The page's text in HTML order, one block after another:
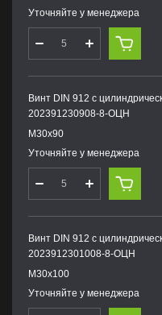
Уточняйте у менеджера
Винт DIN 912 с
202391230908-8-ОЦН
М30х90
Уточняйте у менеджера
Винт DIN 912 с
2023912301008-8-ОЦН
М30х100
Уточняйте у менеджера